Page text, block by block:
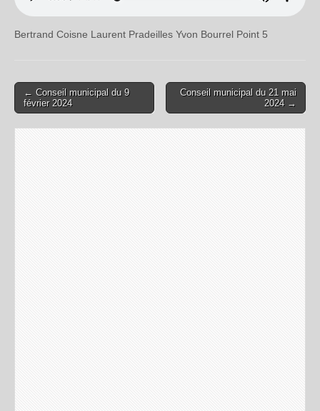
Bertrand Coisne Laurent Pradeilles Yvon Bourrel Point 5
Post navigation
← Conseil municipal du 9
février 2024
Conseil municipal du 21 mai
2024 →